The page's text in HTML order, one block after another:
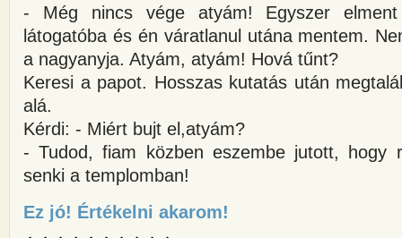
- Még nincs vége atyám! Egyszer elment
látogatóba és én váratlanul utána mentem.
a nagyanyja. Atyám, atyám! Hová tűnt?
Keresi a papot. Hosszas kutatás után
alá.
Kérdi: - Miért bujt el,atyám?
- Tudod, fiam közben eszembe jutott, hogy
senki a templomban!
Ez jó! Értékelni akarom!